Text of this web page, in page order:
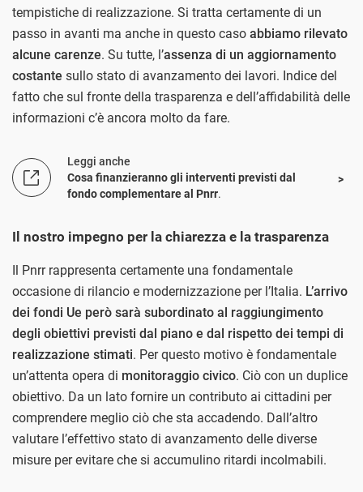
tempistiche di realizzazione. Si tratta certamente di un
passo in avanti ma anche in questo caso abbiamo rilevato
alcune carenze. Su tutte, l’assenza di un aggiornamento
costante sullo stato di avanzamento dei lavori. Indice del
fatto che sul fronte della trasparenza e dell’affidabilità delle
informazioni c’è ancora molto da fare.
Leggi anche
Cosa finanzieranno gli interventi previsti dal
fondo complementare al Pnrr.
Il nostro impegno per la chiarezza e la trasparenza
Il Pnrr rappresenta certamente una fondamentale
occasione di rilancio e modernizzazione per l’Italia. L’arrivo
dei fondi Ue però sarà subordinato al raggiungimento
degli obiettivi previsti dal piano e dal rispetto dei tempi di
realizzazione stimati. Per questo motivo è fondamentale
un’attenta opera di monitoraggio civico. Ciò con un duplice
obiettivo. Da un lato fornire un contributo ai cittadini per
comprendere meglio ciò che sta accadendo. Dall’altro
valutare l’effettivo stato di avanzamento delle diverse
misure per evitare che si accumulino ritardi incolmabili.